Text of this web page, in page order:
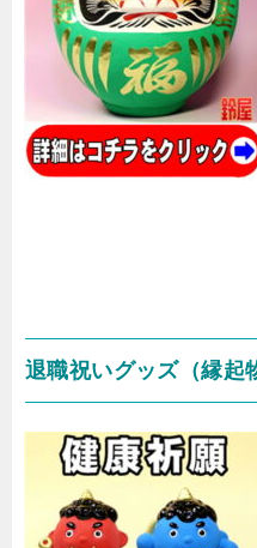
退職祝いグッズ（縁起